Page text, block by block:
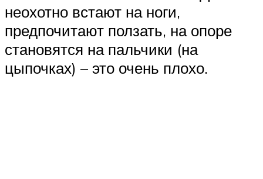
неохотно встают на ноги,
предпочитают ползать, на опоре
становятся на пальчики (на
цыпочках) – это очень плохо.